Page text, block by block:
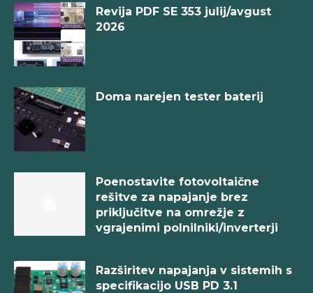
Revija PDF SE 353 julij/avgust
2026
Doma narejen tester baterij
Poenostavite fotovoltaične
rešitve za napajanje brez
priključitve na omrežje z
vgrajenimi polnilniki/inverterji
Razširitev napajanja v sistemih s
specifikacijo USB PD 3.1